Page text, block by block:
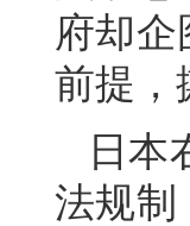
府却
前提，
日本
法规制